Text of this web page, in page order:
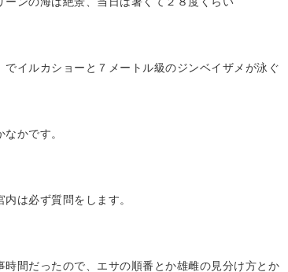
でイルカショーと７メートル級のジンベイザメが泳ぐ
かです。
は必ず質問をします。
時間だったので、エサの順番とか雄雌の見分け方とか